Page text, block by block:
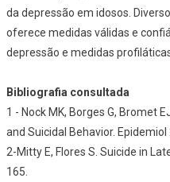
da depressão em idosos.
oferece medidas válidas e
depressão e medidas
Bibliografia consultada
1 - Nock MK, Borges G, Bromet
and Suicidal Behavior.
2-Mitty E, Flores S. Suicide in
165.